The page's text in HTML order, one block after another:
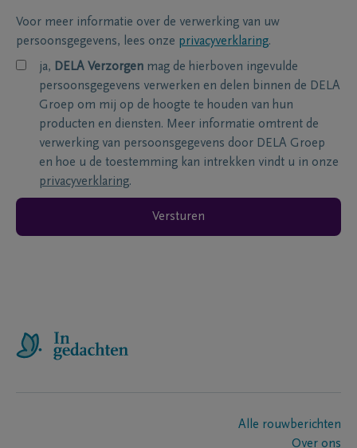
Voor meer informatie over de verwerking van uw
persoonsgegevens, lees onze privacyverklaring.
ja, DELA Verzorgen mag de hierboven ingevulde
persoonsgegevens verwerken en delen binnen de DELA
Groep om mij op de hoogte te houden van hun
producten en diensten. Meer informatie omtrent de
verwerking van persoonsgegevens door DELA Groep
en hoe u de toestemming kan intrekken vindt u in onze
privacyverklaring.
Versturen
Alle rouwberichten
Over ons